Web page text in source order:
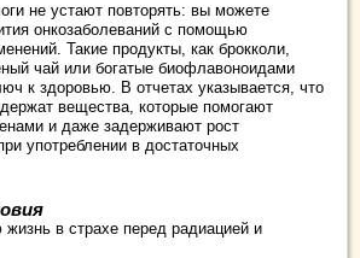
не устают повторять: вы можете
онкозаболеваний с помощью
Такие продукты, как брокколи,
чай или богатые биофлавоноидами
к здоровью. В отчетах указывается, что
вещества, которые помогают
и даже задерживают рост
употреблении в достаточных
в страхе перед радиацией и